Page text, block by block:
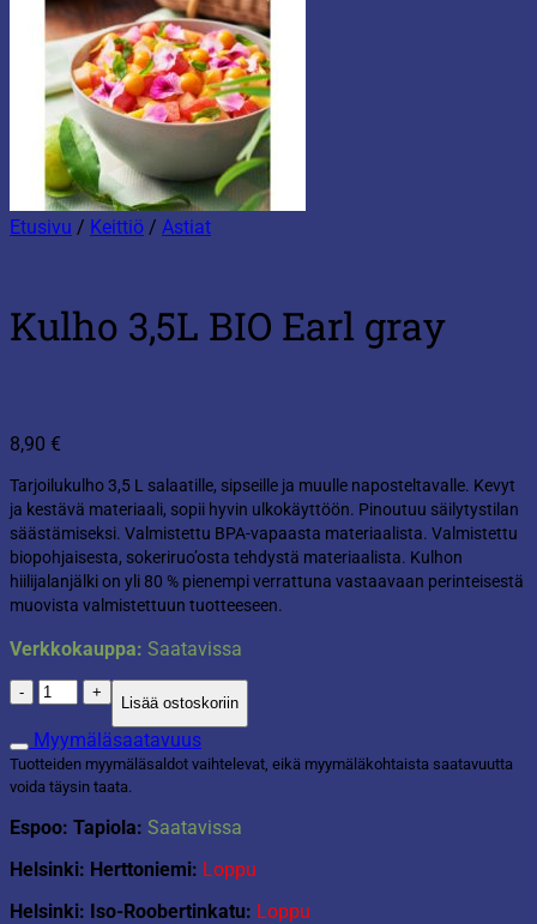
Etusivu / Keittiö / Astiat
Kulho 3,5L BIO Earl gray
8,90 €
Tarjoilukulho 3,5 L salaatille, sipseille ja muulle naposteltavalle. Kevyt
ja kestävä materiaali, sopii hyvin ulkokäyttöön. Pinoutuu säilytystilan
säästämiseksi. Valmistettu BPA-vapaasta materiaalista. Valmistettu
biopohjaisesta, sokeriruo’osta tehdystä materiaalista. Kulhon
hiilijalanjälki on yli 80 % pienempi verrattuna vastaavaan perinteisestä
muovista valmistettuun tuotteeseen.
Verkkokauppa: Saatavissa
Kulho
3,5L
BIO
Earl
gray
määrä
Lisää ostoskoriin
Myymäläsaatavuus
Tuotteiden myymäläsaldot vaihtelevat, eikä myymäläkohtaista saatavuutta
voida täysin taata.
Espoo: Tapiola: Saatavissa
Helsinki: Herttoniemi: Loppu
Helsinki: Iso-Roobertinkatu: Loppu